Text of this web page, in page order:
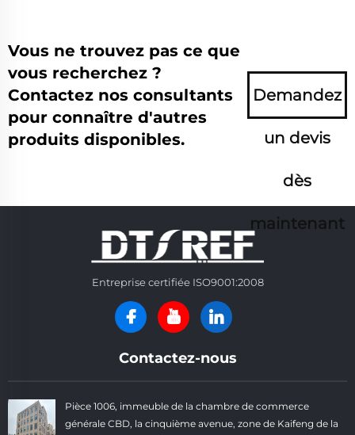
Vous ne trouvez pas ce que
vous recherchez ?
Contactez nos consultants
pour connaître d'autres
produits disponibles.
Demandez
un devis
dès
maintenant
Entreprise certifiée ISO9001:2008
Contactez-nous
Pièce 1006, immeuble de la chambre de commerce
générale CBD, la cinquième avenue, zone de Kaifeng de la